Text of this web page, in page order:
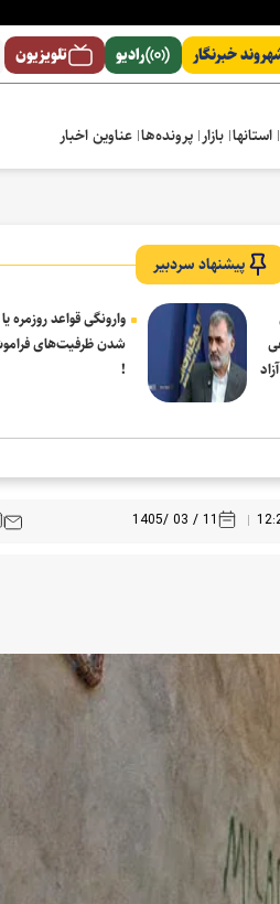
خبرنگار رادیو تلویزیون
استانها بازار پرونده‌ها عناوین اخبار
پیشنهاد سردبیر
وارونگی قواعد روزمره
شدن ظرفیت‌های
!
11 / 03 /1405